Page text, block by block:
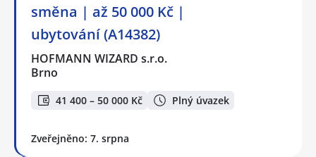
směna | až 50 000 Kč |
ubytování (A14382)
HOFMANN WIZARD s.r.o.
Brno
41 400 – 50 000 Kč Plný úvazek
Zveřejněno: 7. srpna